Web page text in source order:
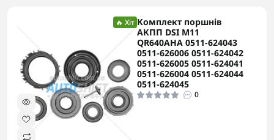
🔥 Хіт Комплект поршнів
АКПП DSI M11
QR640AHA 0511-624043
0511-626006 0511-624042
0511-626005 0511-624041
0511-626004 0511-624044
0511-624045
0